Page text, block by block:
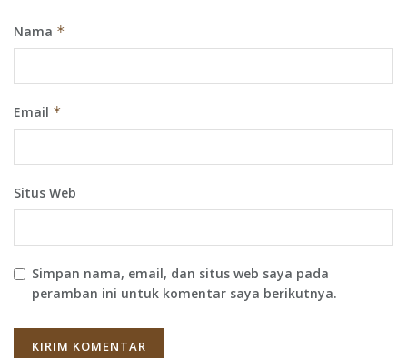
Nama *
Email *
Situs Web
Simpan nama, email, dan situs web saya pada
peramban ini untuk komentar saya berikutnya.